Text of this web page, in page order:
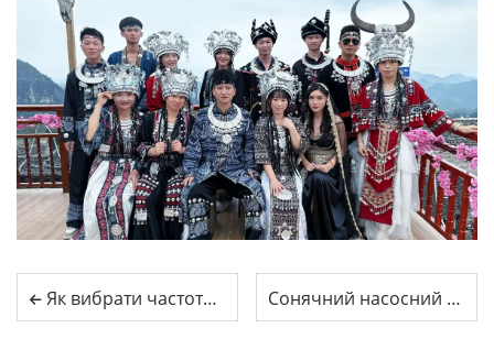
Як вибрати частотний перетворювач для сонячного водяного насоса? Сонячний насосний інвертор Goldbell G580MPV усуває помилку ALS для замбійського клієнта